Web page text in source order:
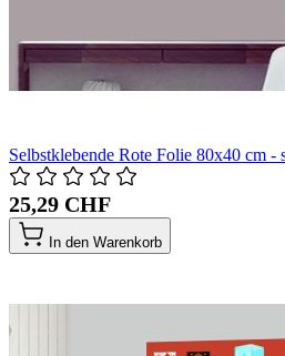
Selbstklebende Rote Folie 80x40 cm -
25,29 CHF
In den Warenkorb